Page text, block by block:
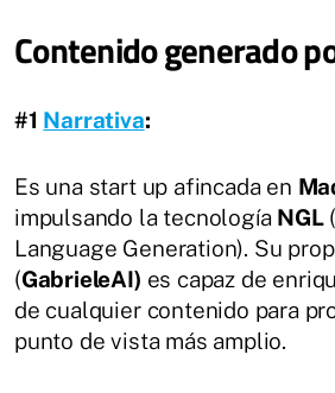
Contenido generado
#1 Narrativa:
Es una start up afincada en
impulsando la tecnología NGL
Language Generation). Su
(GabrieleAI) es capaz de
de cualquier contenido para
punto de vista más amplio.